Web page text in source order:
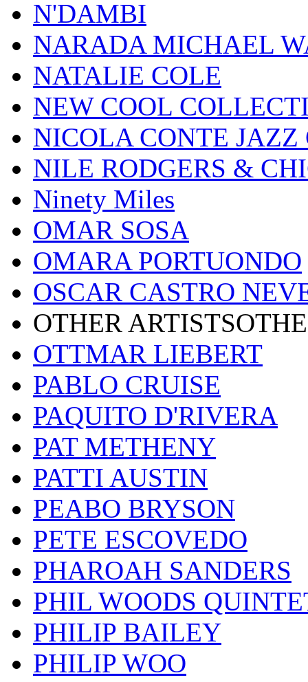
N'DAMBI
NARADA MICHAEL
NATALIE COLE
NEW COOL
NICOLA CONTE JAZZ
NILE RODGERS &
Ninety Miles
OMAR SOSA
OMARA PORTUONDO
OSCAR CASTRO
OTHER
OTTMAR LIEBERT
PABLO CRUISE
PAQUITO D'RIVERA
PAT METHENY
PATTI AUSTIN
PEABO BRYSON
PETE ESCOVEDO
PHAROAH SANDERS
PHIL WOODS
PHILIP BAILEY
PHILIP WOO